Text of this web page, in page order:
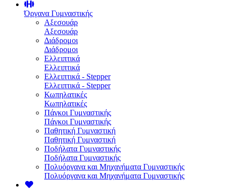
Όργανα Γυμναστικής
Αξεσουάρ
Αξεσουάρ
Διάδρομοι
Διάδρομοι
Ελλειπτικά
Ελλειπτικά
Ελλειπτικά - Stepper
Ελλειπτικά - Stepper
Κωπηλατικές
Κωπηλατικές
Πάγκοι Γυμναστικής
Πάγκοι Γυμναστικής
Παθητική Γυμναστική
Παθητική Γυμναστική
Ποδήλατα Γυμναστικής
Ποδήλατα Γυμναστικής
Πολυόργανα και Μηχανήματα Γυμναστικής
Πολυόργανα και Μηχανήματα Γυμναστικής